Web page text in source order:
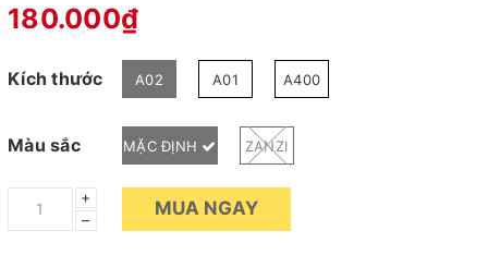
180.000₫
Kích thước A02 A01 A400
Màu sắc MẶC ĐỊNH ZANZI
+
–
MUA NGAY